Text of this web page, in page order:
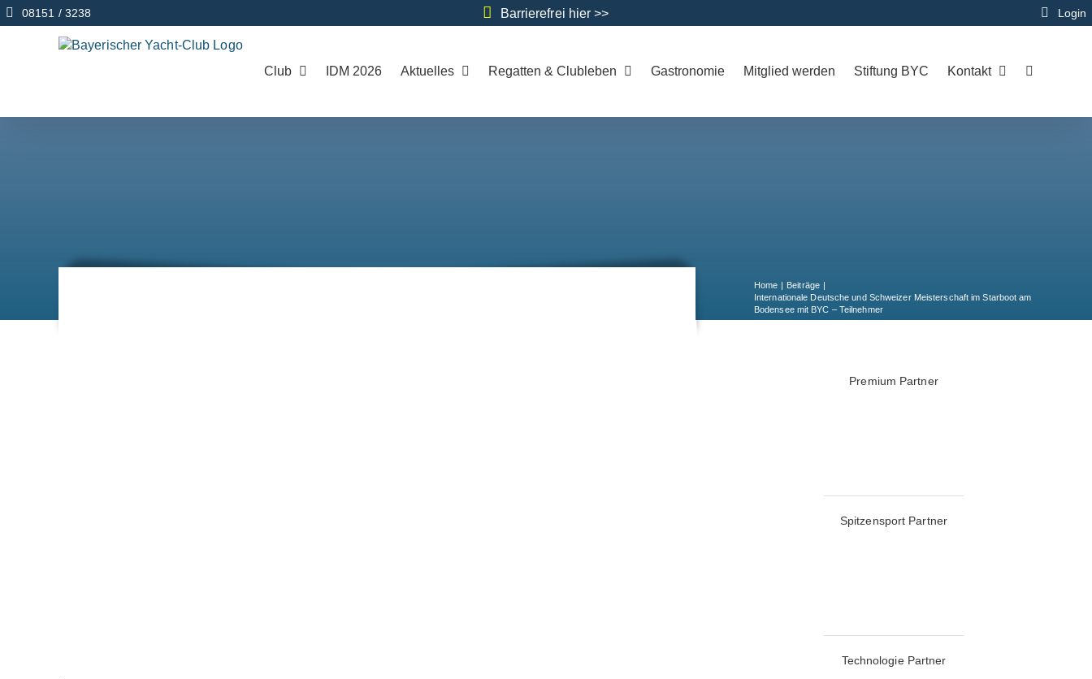
Zum
Inhalt
08151 / 3238 Barrierefrei hier >> Login
Club IDM 2026 Aktuelles Regatten & Clubleben Gastronomie Mitglied werden Stiftung BYC Kontakt
Home
Beiträge
Internationale Deutsche und Schweizer Meisterschaft im Starboot am
Bodensee mit BYC – Teilnehmer
Premium Partner
Spitzensport Partner
Technologie Partner